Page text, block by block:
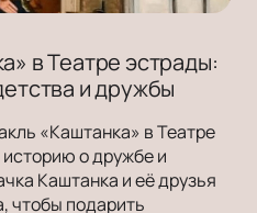
в Театре эстрады:
и дружбы
«Каштанка» в Театре
о дружбе и
Каштанка и её друзья
чтобы подарить